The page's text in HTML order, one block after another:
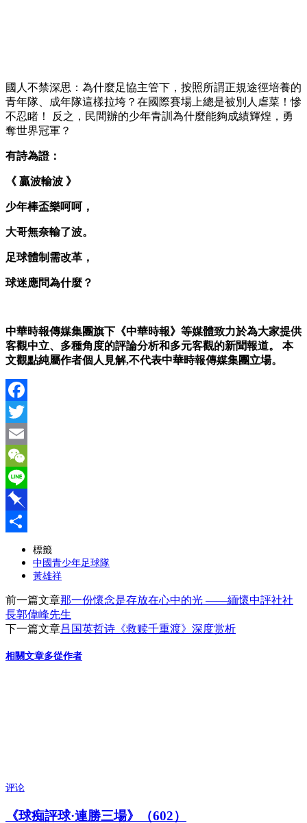
​國人不禁深思：為什麼足協主管下，按照所謂正規途徑培養的
青年隊、成年隊這樣拉垮？在國際賽場上總是被別人虐菜！慘
不忍睹！ 反之，民間辦的少年青訓為什麼能夠成績輝煌，勇
奪世界冠軍？
有詩為證：
《 贏波輸波 》
少年棒盃樂呵呵，
大哥無奈輸了波。
足球體制需改革，
球迷應問為什麼？
中華時報傳媒集團旗下《中華時報》等媒體致力於為大家提供
客觀中立、多種角度的評論分析和多元客觀的新聞報道。
本
文觀點純屬作者個人見解,不代表中華時報傳媒集團立場。
Facebook
Twitter
Email
WeChat
Line
Pinboard
標籤
中國青少年足球隊
黃雄祥
前一篇文章那一份懷念是存放在心中的光 ——緬懷中評社社
長郭偉峰先生
下一篇文章吕国英哲诗《救赎千重渡》深度赏析
相關文章多從作者
评论
《球痴評球·連勝三場》（602）